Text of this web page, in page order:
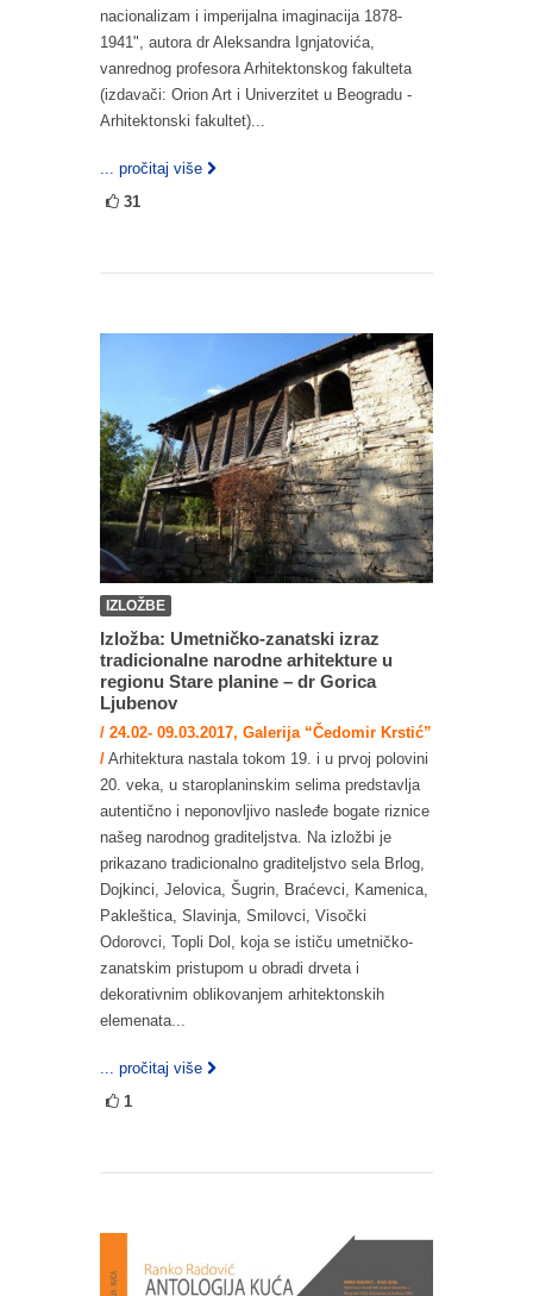
nacionalizam i imperijalna imaginacija 1878-
1941", autora dr Aleksandra Ignjatovića,
vanrednog profesora Arhitektonskog fakulteta
(izdavači: Orion Art i Univerzitet u Beogradu -
Arhitektonski fakultet)...
... pročitaj više
31
IZLOŽBE
Izložba: Umetničko-zanatski izraz
tradicionalne narodne arhitekture u
regionu Stare planine – dr Gorica
Ljubenov
/ 24.02- 09.03.2017, Galerija “Čedomir Krstić”
/ Arhitektura nastala tokom 19. i u prvoj polovini
20. veka, u staroplaninskim selima predstavlja
autentično i neponovljivo nasleđe bogate riznice
našeg narodnog graditeljstva. Na izložbi je
prikazano tradicionalno graditeljstvo sela Brlog,
Dojkinci, Jelovica, Šugrin, Braćevci, Kamenica,
Pakleštica, Slavinja, Smilovci, Visočki
Odorovci, Topli Dol, koja se ističu umetničko-
zanatskim pristupom u obradi drveta i
dekorativnim oblikovanjem arhitektonskih
elemenata...
... pročitaj više
1